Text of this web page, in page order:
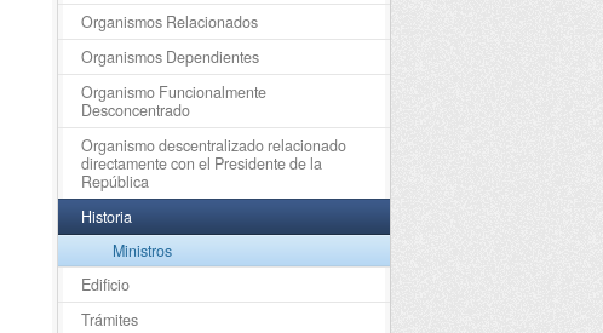
Organismos Relacionados
Organismos Dependientes
Organismo Funcionalmente
Desconcentrado
Organismo descentralizado relacionado
directamente con el Presidente de la
República
Historia
Ministros
Edificio
Trámites